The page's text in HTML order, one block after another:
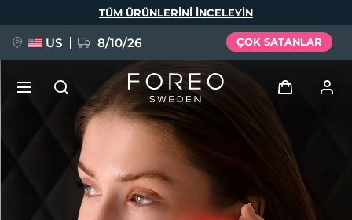
TÜM ÜRÜNLERINI INCELEYIN
US 8/10/26 ÇOK SATANLAR
Kullanici profi̇li̇
BREAKING NEWS
Dil Seçimi
Deutsch
Español